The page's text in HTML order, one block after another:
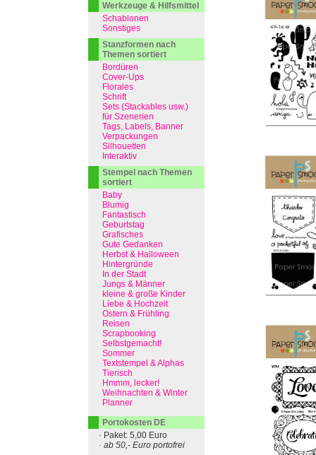
Werkzeuge & Hilfsmittel
Schablonen
Sonstiges
Stanzformen nach
Themen sortiert
Bordüren
Cover-Ups
Florales
Schrift
Sets (Stackables usw.)
für Szenerien
Tags, Labels, Banner
Verpackungen
Silhouetten
Interaktiv
Stempel nach Themen
sortiert
Baby
Blumig
Fantastisch
Geburtstag
Grafisches
Gute Gedanken
Herbst & Halloween
Hintergründe
In der Stadt
Jungs & Männer
kleine & große Kinder
Liebe & Hochzeit
Ostern & Frühling
Reisen
Scrapbooking
Selbstgemacht!
Sommer
Textstempel & Alphas
Tierisch
Hmmm, lecker!
Weihnachten & Winter
Planner
Portokosten DE
· Paket: 5,00 Euro
· ab 50,- Euro portofrei